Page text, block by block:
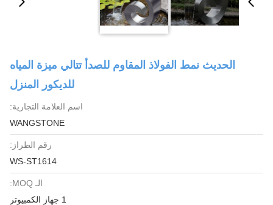
الحديث نمط الفولاذ المقاوم للصدأ تتالي ميزة المياه
للديكور المنزل
اسم العلامة التجارية:
WANGSTONE
رقم الطراز:
WS-ST1614
الـ MOQ: